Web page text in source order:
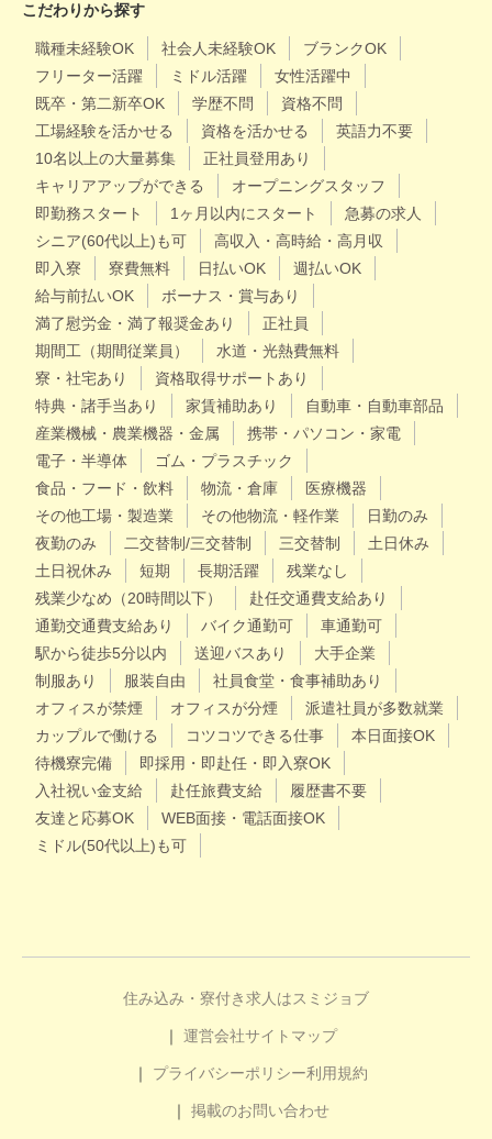
こだわりから探す
職種未経験OK 社会人未経験OK
ブランクOK
フリーター活躍
ミドル活躍
女性活躍中
既卒・第二新卒OK
学歴不問
資格不問
工場経験を活かせる
資格を活かせる
英語力不要
10名以上の大量募集
正社員登用あり
キャリアアップができる
オープニングスタッフ
即勤務スタート
1ヶ月以内にスタート
急募の求人
シニア(60代以上)も可
高収入・高時給・高月収
即入寮
寮費無料 日払いOK
週払いOK
給与前払いOK
ボーナス・賞与あり
満了慰労金・満了報奨金あり
正社員
期間工（期間従業員）
水道・光熱費無料
寮・社宅あり
資格取得サポートあり
特典・諸手当あり
家賃補助あり
自動車・自動車部品
産業機械・農業機器・金属
携帯・パソコン・家電
電子・半導体
ゴム・プラスチック
食品・フード・飲料
物流・倉庫
医療機器
その他工場・製造業
その他物流・軽作業
日勤のみ
夜勤のみ
二交替制/三交替制 三交替制
土日休み
土日祝休み
短期 長期活躍
残業なし
残業少なめ（20時間以下）
赴任交通費支給あり
通勤交通費支給あり
バイク通勤可
車通勤可
駅から徒歩5分以内
送迎バスあり
大手企業
制服あり
服装自由
社員食堂・食事補助あり
オフィスが禁煙
オフィスが分煙
派遣社員が多数就業
カップルで働ける
コツコツできる仕事
本日面接OK
待機寮完備
即採用・即赴任・即入寮OK
入社祝い金支給
赴任旅費支給
履歴書不要
友達と応募OK
WEB面接・電話面接OK
ミドル(50代以上)も可
住み込み・寮付き求人はスミジョブ
運営会社サイトマップ
プライバシーポリシー利用規約
掲載のお問い合わせ